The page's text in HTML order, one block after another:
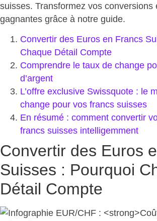
suisses. Transformez vos conversions
gagnantes grâce à notre guide.
Convertir des Euros en Francs
Chaque Détail Compte
Comprendre le taux de change
d’argent
L’offre exclusive Swissquote : le
change pour vos francs suisses
En résumé : comment convertir
francs suisses intelligemment
Convertir des Euros
Suisses : Pourquoi
Détail Compte